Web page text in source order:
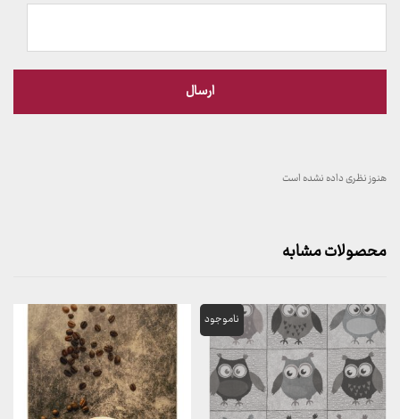
هنوز نظری داده نشده است
محصولات مشابه